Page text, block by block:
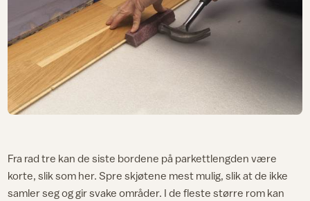
Fra rad tre kan de siste bordene på parkettlengden være
korte, slik som her. Spre skjøtene mest mulig, slik at de ikke
samler seg og gir svake områder. I de fleste større rom kan